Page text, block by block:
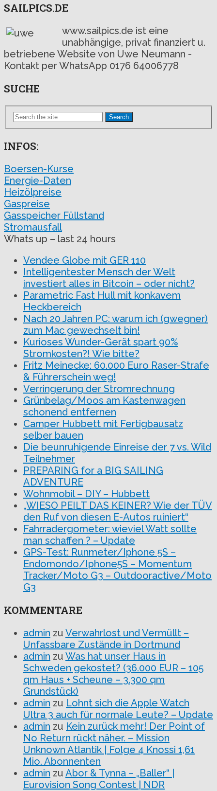
SAILPICS.DE
www.sailpics.de ist eine
unabhängige, privat finanziert u.
betriebene Website von Uwe Neumann -
Kontakt per WhatsApp 0176 64006778
SUCHE
Search
INFOS:
Boersen-Kurse
Energie-Daten
Heizölpreise
Gaspreise
Gasspeicher Füllstand
Stromausfall
Whats up – last 24 hours
Vendee Globe mit GER 110
Intelligentester Mensch der Welt
investiert alles in Bitcoin – oder nicht?
Parametric Fast Hull mit konkavem
Heckbereich
Nach 20 Jahren PC: warum ich (gwegner)
zum Mac gewechselt bin!
Kurioses Wunder-Gerät spart 90%
Stromkosten?! Wie bitte?
Fritz Meinecke: 60.000 Euro Raser-Strafe
& Führerschein weg!
Verringerung der Stromrechnung
Grünbelag/Moos am Kastenwagen
schonend entfernen
Camper Hubbett mit Fertigbausatz
selber bauen
Die beunruhigende Einreise der 7 vs. Wild
Teilnehmer
PREPARING for a BIG SAILING
ADVENTURE
Wohnmobil – DIY – Hubbett
„WIESO PEILT DAS KEINER? Wie der TÜV
den Ruf von diesen E-Autos ruiniert“
Fahrradergometer: wieviel Watt sollte
man schaffen ? – Update
GPS-Test: Runmeter/Iphone 5S –
Endomondo/Iphone5S – Momentum
Tracker/Moto G3 – Outdooractive/Moto
G3
KOMMENTARE
admin zu Verwahrlost und Vermüllt –
Unfassbare Zustände in Dortmund
admin zu Was hat unser Haus in
Schweden gekostet? (36.000 EUR – 105
qm Haus + Scheune – 3.300 qm
Grundstück)
admin zu Lohnt sich die Apple Watch
Ultra 3 auch für normale Leute? – Update
admin zu Kein zurück mehr! Der Point of
No Return rückt näher. – Mission
Unknown Atlantik | Folge 4 Knossi 1,61
Mio. Abonnenten
admin zu Abor & Tynna – „Baller“ |
Eurovision Song Contest | NDR